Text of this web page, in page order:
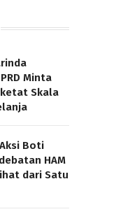
Minta
Skala
Boti
HAM
dari Satu